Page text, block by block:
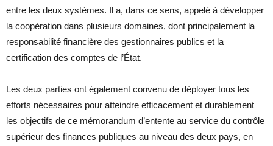
entre les deux systèmes. Il a, dans ce sens, appelé à développer
la coopération dans plusieurs domaines, dont principalement la
responsabilité financière des gestionnaires publics et la
certification des comptes de l’État.
Les deux parties ont également convenu de déployer tous les
efforts nécessaires pour atteindre efficacement et durablement
les objectifs de ce mémorandum d’entente au service du contrôle
supérieur des finances publiques au niveau des deux pays, en